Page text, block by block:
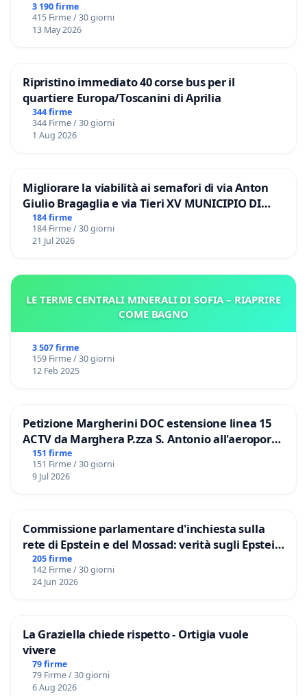
3 190 firme
415 Firme / 30 giorni
13 May 2026
Ripristino immediato 40 corse bus per il
quartiere Europa/Toscanini di Aprilia
344 firme
344 Firme / 30 giorni
1 Aug 2026
Migliorare la viabilità ai semafori di via Anton
Giulio Bragaglia e via Tieri XV MUNICIPIO DI
ROMA
184 firme
184 Firme / 30 giorni
21 Jul 2026
LE TERME CENTRALI MINERALI DI SOFIA – RIAPRIRE
COME BAGNO
3 507 firme
159 Firme / 30 giorni
12 Feb 2025
Petizione Margherini DOC estensione linea 15
ACTV da Marghera P.zza S. Antonio all'aeroporto
Marco Polo tariffa a € 1,50
151 firme
151 Firme / 30 giorni
9 Jul 2026
Commissione parlamentare d'inchiesta sulla
rete di Epstein e del Mossad: verità sugli Epstein
Files
205 firme
142 Firme / 30 giorni
24 Jun 2026
La Graziella chiede rispetto - Ortigia vuole
vivere
79 firme
79 Firme / 30 giorni
6 Aug 2026